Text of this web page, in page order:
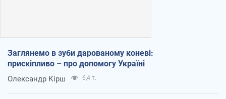
Заглянемо в зуби дарованому коневі:
прискіпливо – про допомогу Україні
Олександр Кірш 6,4 т.